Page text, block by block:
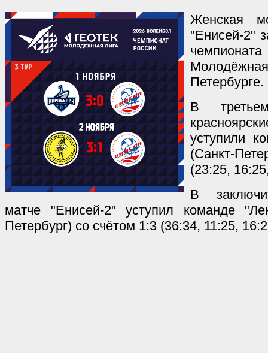
Женская
"Енисей-2"
Петербурге.
В
уступили
(Санкт-
(23:25,
В
матче "Енисей-2" уступил команде
Петербург) со счётом 1:3 (36:34, 11:25,